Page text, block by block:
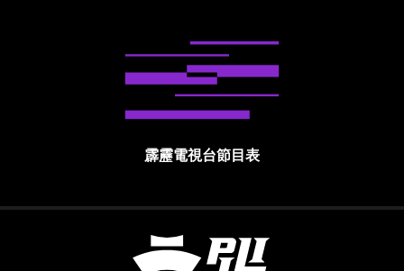
霹靂電視台節目表
霹靂國際多媒體股份有限公司 PILI